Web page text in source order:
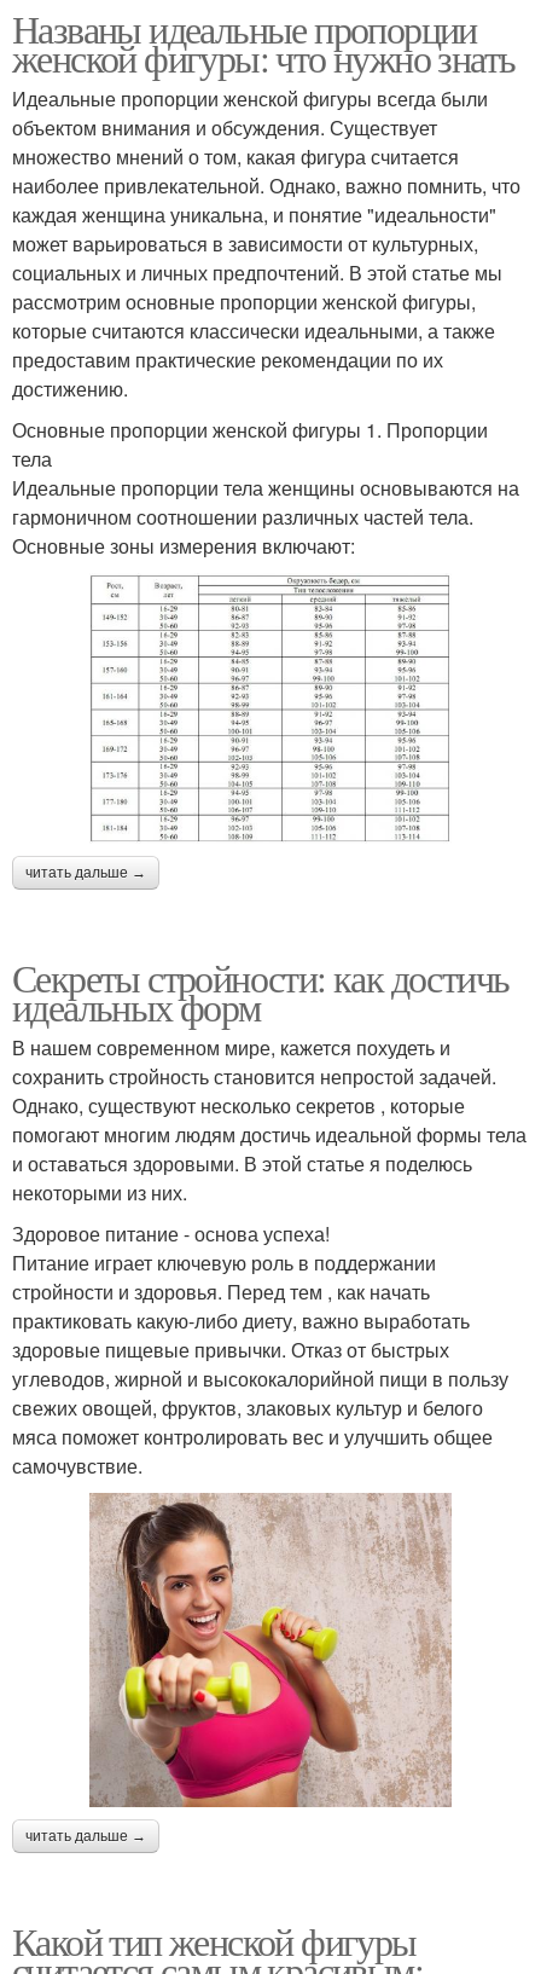
Названы идеальные пропорции
женской фигуры: что нужно знать
Идеальные пропорции женской фигуры всегда были
объектом внимания и обсуждения. Существует
множество мнений о том, какая фигура считается
наиболее привлекательной. Однако, важно помнить, что
каждая женщина уникальна, и понятие "идеальности"
может варьироваться в зависимости от культурных,
социальных и личных предпочтений. В этой статье мы
рассмотрим основные пропорции женской фигуры,
которые считаются классически идеальными, а также
предоставим практические рекомендации по их
достижению.
Основные пропорции женской фигуры 1. Пропорции
тела
Идеальные пропорции тела женщины основываются на
гармоничном соотношении различных частей тела.
Основные зоны измерения включают:
читать дальше →
Секреты стройности: как достичь
идеальных форм
В нашем современном мире, кажется похудеть и
сохранить стройность становится непростой задачей.
Однако, существуют несколько секретов , которые
помогают многим людям достичь идеальной формы тела
и оставаться здоровыми. В этой статье я поделюсь
некоторыми из них.
Здоровое питание - основа успеха!
Питание играет ключевую роль в поддержании
стройности и здоровья. Перед тем , как начать
практиковать какую-либо диету, важно выработать
здоровые пищевые привычки. Отказ от быстрых
углеводов, жирной и высококалорийной пищи в пользу
свежих овощей, фруктов, злаковых культур и белого
мяса поможет контролировать вес и улучшить общее
самочувствие.
читать дальше →
Какой тип женской фигуры